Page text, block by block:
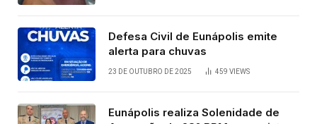
Defesa Civil de Eunápolis emite
alerta para chuvas
23 DE OUTUBRO DE 2025 459 VIEWS
Eunápolis realiza Solenidade de